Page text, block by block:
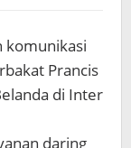
komunikasi
Prancis
di Inter
daring